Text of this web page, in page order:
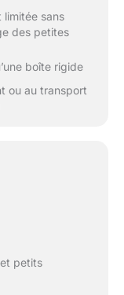
sans
des petites
boîte rigide
ou au transport
petits